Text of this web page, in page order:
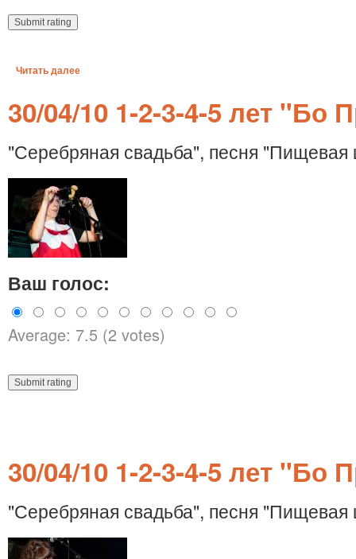
Читать далее
30/04/10 1-2-3-4-5 лет "Бо
"Серебряная свадьба", песня "Пищевая
Ваш голос:
Average: 7.5 (2 votes)
30/04/10 1-2-3-4-5 лет "Бо
"Серебряная свадьба", песня "Пищевая